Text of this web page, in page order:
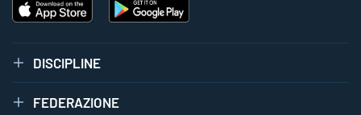
DISCIPLINE
FEDERAZIONE